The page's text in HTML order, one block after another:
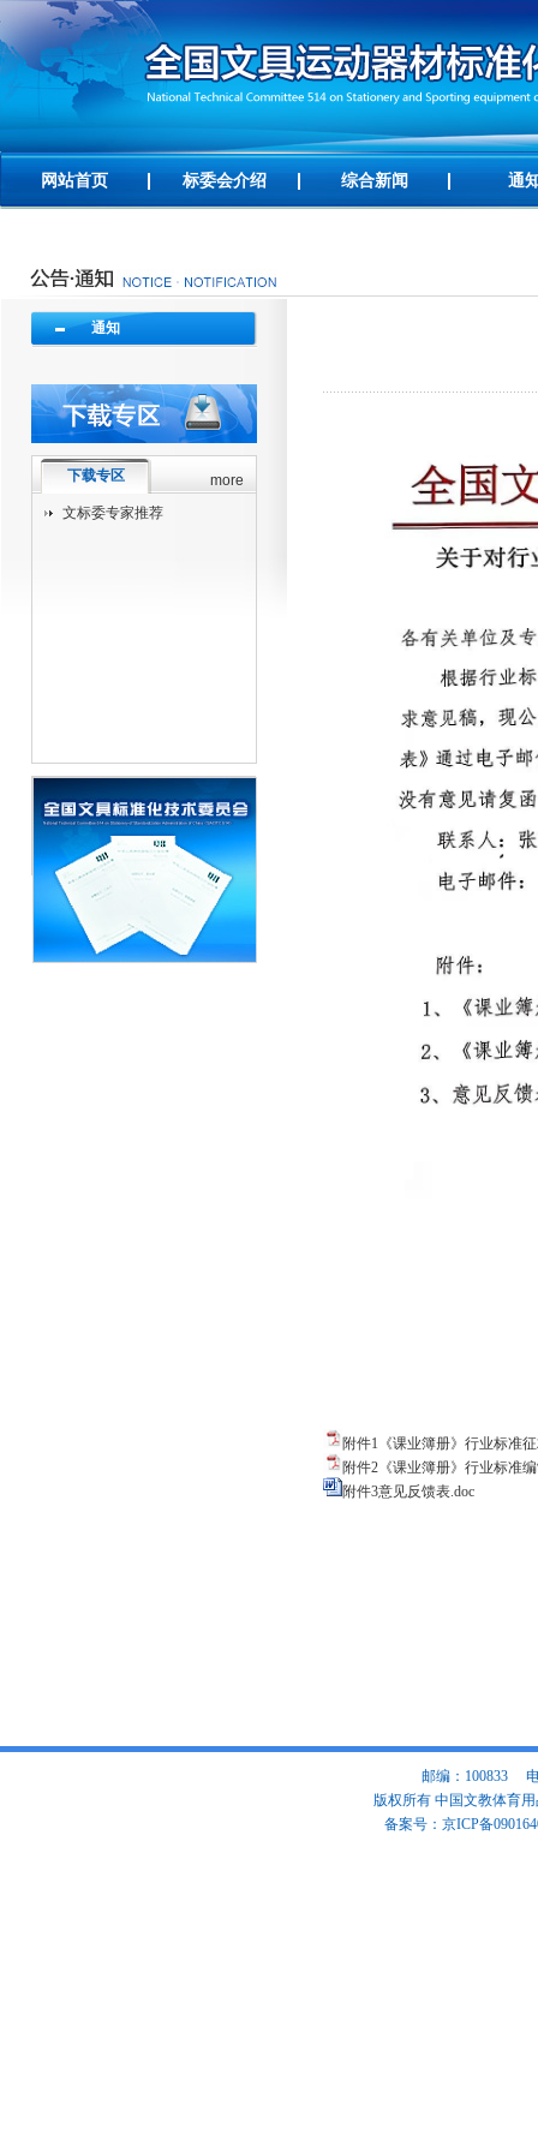
网站首页 标委会介绍 综合新闻 通
通知
下载专区
文标委专家推荐
more
附件1《课业簿册》行业标准
附件2《课业簿册》行业标准
附件3意见反馈表.doc
邮编：100833 电
版权所有 中国文教体育
备案号：京ICP备